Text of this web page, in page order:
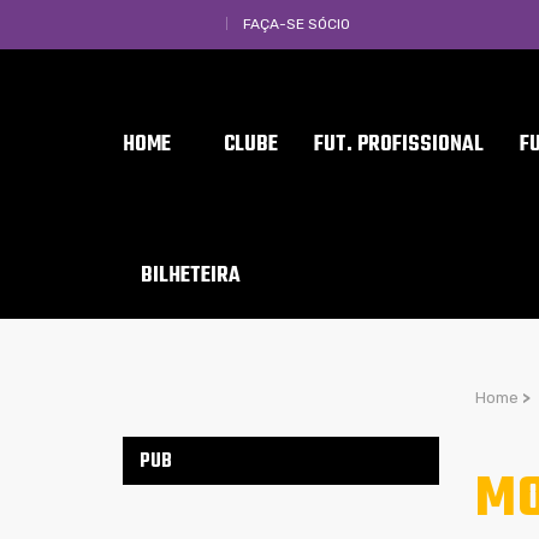
FAÇA-SE SÓCIO
HOME CLUBE FUT. PROFISSIONAL
BILHETEIRA
Home >
PUB